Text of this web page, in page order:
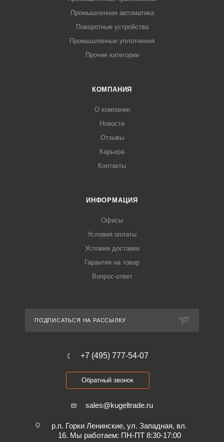
Промышленная автоматика
Поворотные устройства
Промышленные уплотнения
Прочие категории
КОМПАНИЯ
О компании
Новости
Отзывы
Карьера
Контакты
ИНФОРМАЦИЯ
Офисы
Условия оплаты
Условия доставки
Гарантия на товар
Вопрос-ответ
ПОДПИСАТЬСЯ НА РАССЫЛКУ
+7 (495) 777-54-07
Обратный звонок
sales@kugeltrade.ru
р.п. Горки Ленинские, ул. Западная, вл.
16. Мы работаем: ПН-ПТ 8:30-17:00